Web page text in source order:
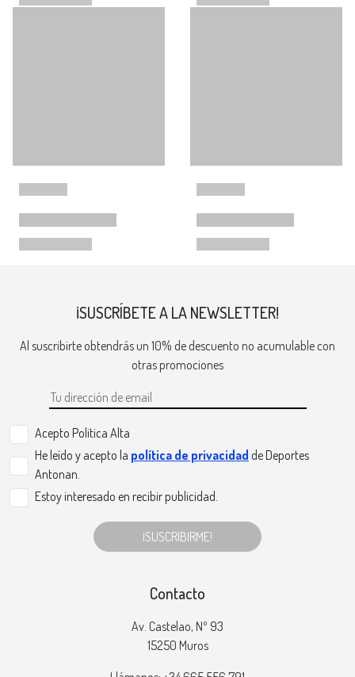
¡SUSCRÍBETE A LA NEWSLETTER!
Al suscribirte obtendrás un 10% de descuento no acumulable con
otras promociones
Acepto Politica Alta
He leído y acepto la política de privacidad de Deportes
Antonan.
Estoy interesado en recibir publicidad.
¡SUSCRIBIRME!
Contacto
Av. Castelao, Nº 93
15250 Muros